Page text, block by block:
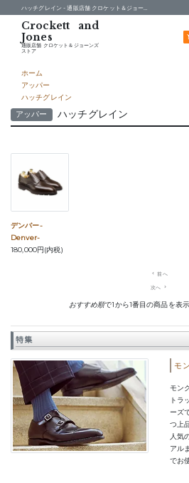
通販店舗 クロケット＆ジョーンズ
ストア
ハッチグレイン -通販店舗 クロケット＆ジョーンズストア
ホーム
アッパー
ハッチグレイン
アッパー ハッチグレイン
デンバー-
Denver-
180,000円(内税)
navigate_before 前へ
次へ navigate_next
おすすめ順で1から1番目の商品を表示
特集
モ
モン
トラ
ーズ
つ上
人気
アル
でお